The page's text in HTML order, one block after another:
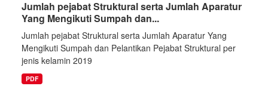
Jumlah pejabat Struktural serta Jumlah Aparatur
Yang Mengikuti Sumpah dan...
Jumlah pejabat Struktural serta Jumlah Aparatur Yang
Mengikuti Sumpah dan Pelantikan Pejabat Struktural per
jenis kelamin 2019
PDF